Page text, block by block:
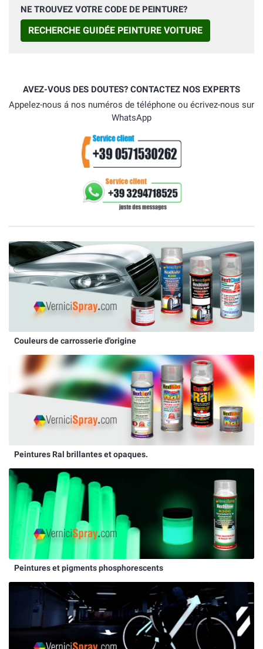
NE TROUVEZ VOTRE CODE DE PEINTURE?
RECHERCHE GUIDÉE PEINTURE VOITURE
AVEZ-VOUS DES DOUTES? CONTACTEZ NOS EXPERTS
Appelez-nous á nos numéros de téléphone ou écrivez-nous sur
WhatsApp
Couleurs de carrosserie d'origine
Peintures Ral brillantes et opaques.
Peintures et pigments phosphorescents